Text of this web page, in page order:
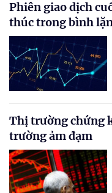
Phiên giao dịch
thúc trong bình
Thị trường chứng
trường ảm đạm